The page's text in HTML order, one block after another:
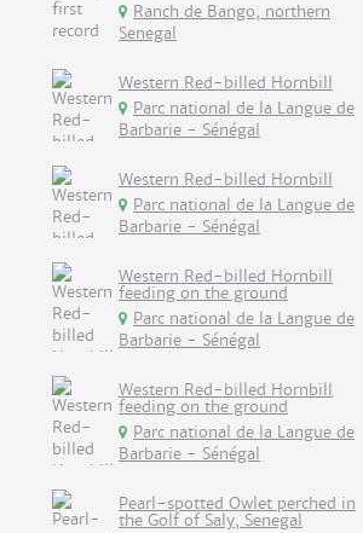
Ranch de Bango, northern
Senegal
Western Red-billed Hornbill
Parc national de la Langue de
Barbarie - Sénégal
Western Red-billed Hornbill
Parc national de la Langue de
Barbarie - Sénégal
Western Red-billed Hornbill
feeding on the ground
Parc national de la Langue de
Barbarie - Sénégal
Western Red-billed Hornbill
feeding on the ground
Parc national de la Langue de
Barbarie - Sénégal
Pearl-spotted Owlet perched in
the Golf of Saly, Senegal